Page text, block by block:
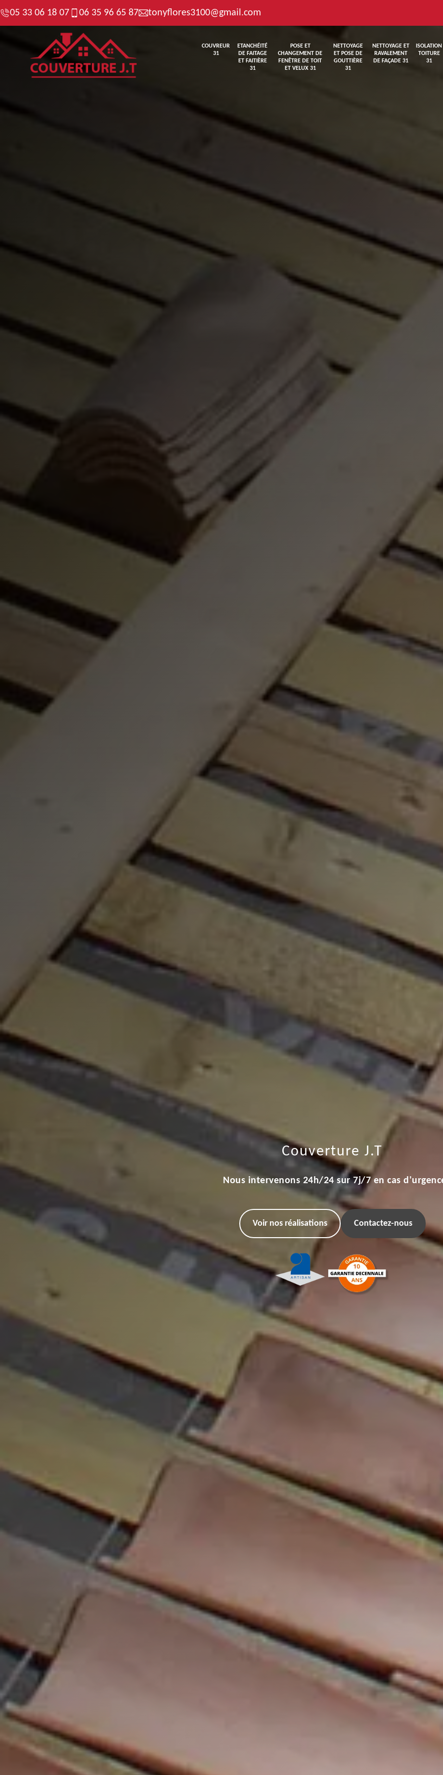
05 33 06 18 07 06 35 96 65 87 tonyflores3100@gmail.com
COUVREUR
31
ETANCHÉITÉ
DE FAITAGE
ET FAITIÈRE
31
POSE ET
CHANGEMENT DE
FENÊTRE DE TOIT
ET VELUX 31
NETTOYAGE
ET POSE DE
GOUTTIÈRE
31
NETTOYAGE ET
RAVALEMENT
DE FAÇADE 31
ISOLATION
TOITURE
31
Couverture J.T
Nous intervenons 24h/24 sur 7j/7 en cas
Voir nos réalisations Contactez-nous